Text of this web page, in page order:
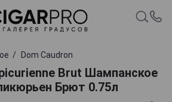
Dom Caudron
Brut Шампанское
Брют 0.75л